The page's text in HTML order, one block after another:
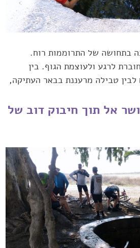
בתחושה של התרוממות רוח.
לרגע ולעוצמת הגוף. בין
לבין טבילה ‏מרעננת בבאר העתיקה,
אל תוך חיבוק דוב של